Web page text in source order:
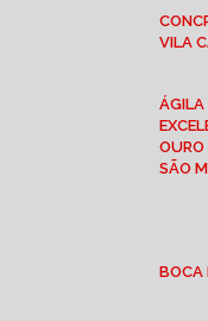
VILA
SÃO